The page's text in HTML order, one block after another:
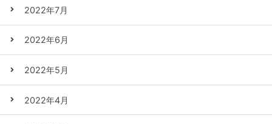
2022年7月
2022年6月
2022年5月
2022年4月